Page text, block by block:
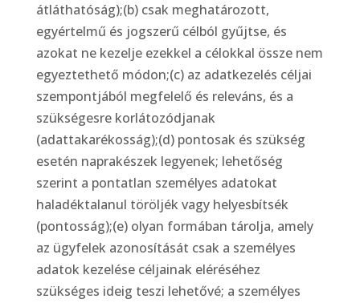
átláthatóság);(b) csak meghatározott,
egyértelmű és jogszerű célból gyűjtse, és
azokat ne kezelje ezekkel a célokkal össze nem
egyeztethető módon;(c) az adatkezelés céljai
szempontjából megfelelő és releváns, és a
szükségesre korlátozódjanak
(adattakarékosság);(d) pontosak és szükség
esetén naprakészek legyenek; lehetőség
szerint a pontatlan személyes adatokat
haladéktalanul töröljék vagy helyesbítsék
(pontosság);(e) olyan formában tárolja, amely
az ügyfelek azonosítását csak a személyes
adatok kezelése céljainak eléréséhez
szükséges ideig teszi lehetővé; a személyes